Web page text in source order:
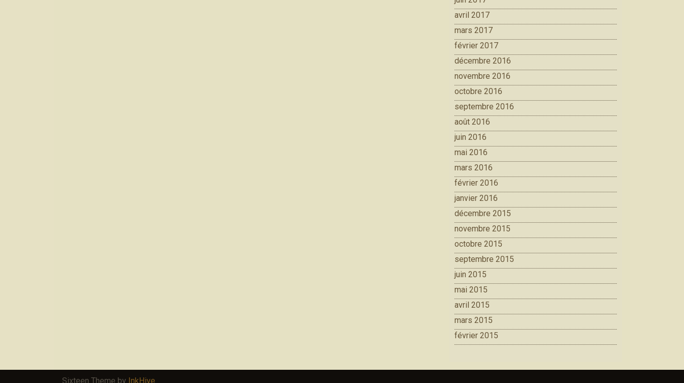
avril 2017
mars 2017
février 2017
décembre 2016
novembre 2016
octobre 2016
septembre 2016
août 2016
juin 2016
mai 2016
mars 2016
février 2016
janvier 2016
décembre 2015
novembre 2015
octobre 2015
septembre 2015
juin 2015
mai 2015
avril 2015
mars 2015
février 2015
Sixteen Theme by InkHive